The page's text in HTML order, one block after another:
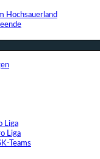
Hochsauerland
Liga
Liga
Teams